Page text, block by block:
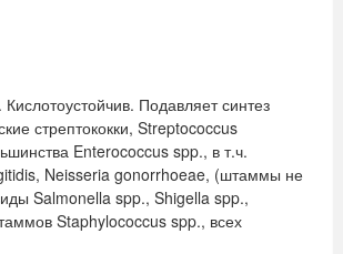
Подавляет синтез
стрептококки, Streptococcus
Enterococcus spp., в т.ч.
Neisseria gonorrhoeae, (штаммы не
Salmonella spp., Shigella spp.,
Staphylococcus spp., всех